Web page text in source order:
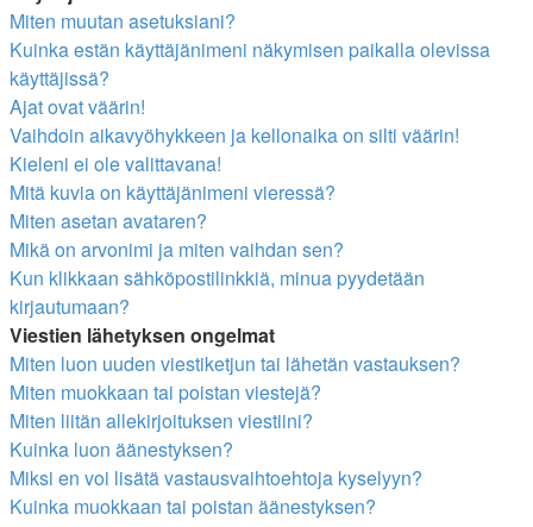
Miten muutan asetuksiani?
Kuinka estän käyttäjänimeni näkymisen paikalla olevissa
käyttäjissä?
Ajat ovat väärin!
Vaihdoin aikavyöhykkeen ja kellonaika on silti väärin!
Kieleni ei ole valittavana!
Mitä kuvia on käyttäjänimeni vieressä?
Miten asetan avataren?
Mikä on arvonimi ja miten vaihdan sen?
Kun klikkaan sähköpostilinkkiä, minua pyydetään
kirjautumaan?
Viestien lähetyksen ongelmat
Miten luon uuden viestiketjun tai lähetän vastauksen?
Miten muokkaan tai poistan viestejä?
Miten liitän allekirjoituksen viestiini?
Kuinka luon äänestyksen?
Miksi en voi lisätä vastausvaihtoehtoja kyselyyn?
Kuinka muokkaan tai poistan äänestyksen?